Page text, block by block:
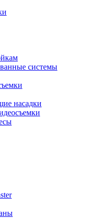
системы
насадки